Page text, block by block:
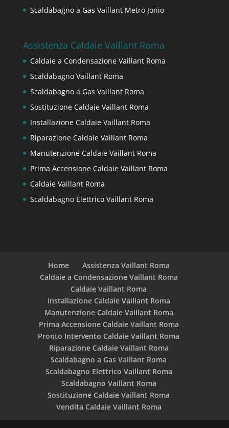
Scaldabagno a Gas Vaillant Metro Jonio
Assistenza Caldaie Vaillant Roma
Caldaie a Condensazione Vaillant Roma
Scaldabagno Vaillant Roma
Scaldabagno a Gas Vaillant Roma
Sostituzione Caldaie Vaillant Roma
Installazione Caldaie Vaillant Roma
Riparazione Caldaie Vaillant Roma
Manutenzione Caldaie Vaillant Roma
Prima Accensione Caldaie Vaillant Roma
Caldaie Vaillant Roma
Scaldabagno Elettrico Vaillant Roma
Home
Assistenza Vaillant Roma
Caldaie a Condensazione Vaillant Roma
Caldaie Vaillant Roma
Installazione Caldaie Vaillant Roma
Manutenzione Caldaie Vaillant Roma
Prima Accensione Caldaie Vaillant Roma
Pronto Intervento Caldaie Vaillant Roma
Riparazione Caldaie Vaillant Roma
Scaldabagno a Gas Vaillant Roma
Scaldabagno Elettrico Vaillant Roma
Scaldabagno Vaillant Roma
Sostituzione Caldaie Vaillant Roma
Vendita Caldaie Vaillant Roma